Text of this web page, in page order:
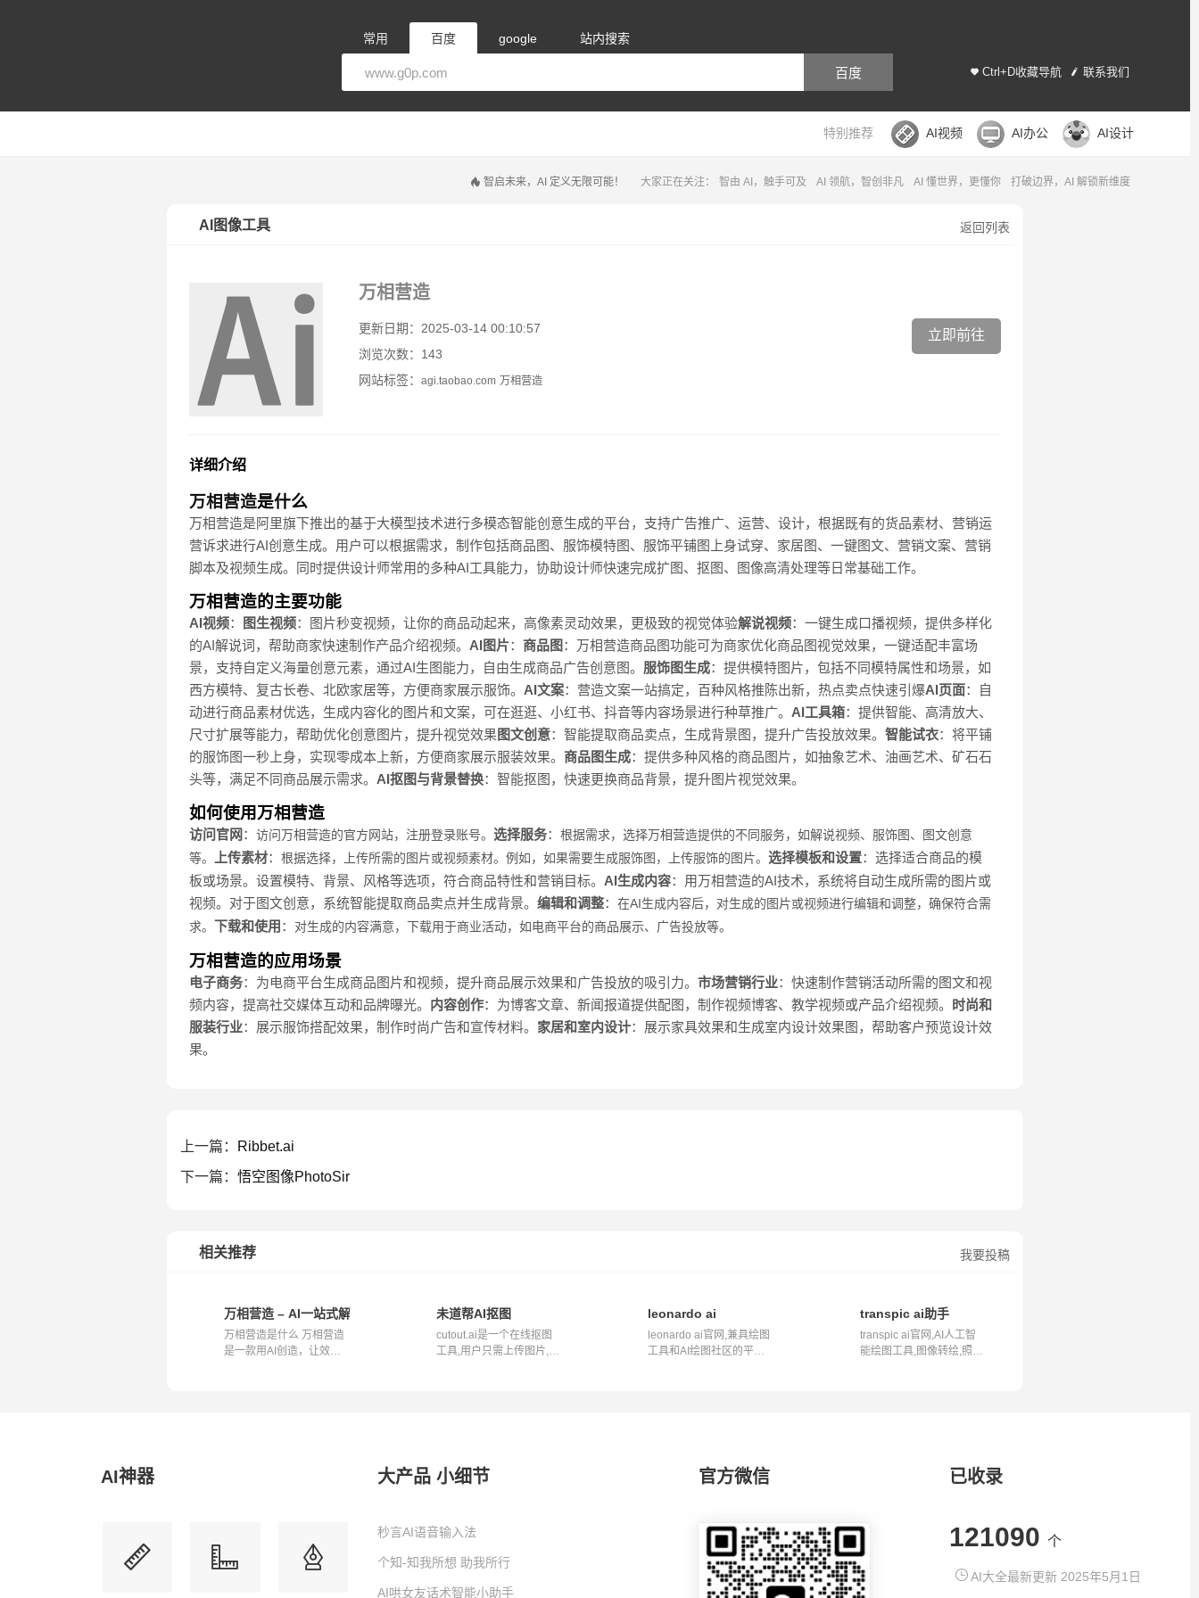
常用 百度 google 站内搜索
Ctrl+D收藏导航 联系我们
百度
特别推荐 AI视频 AI办公 AI设计
大家正在关注： 智由 AI，触手可及 AI 领航，智创非凡 AI 懂世界，更懂你 打破边界，AI 解锁新维度
智启未来，AI 定义无限可能！
返回列表
AI图像工具
万相营造
更新日期：2025-03-14 00:10:57
浏览次数：143
网站标签： agi.taobao.com 万相营造
立即前往
详细介绍
万相营造是什么
万相营造是阿里旗下推出的基于大模型技术进行多模态智能创意生成的平台，支持广告推广、运营、设计，根据既有的货品素材、营销运
营诉求进行AI创意生成。用户可以根据需求，制作包括商品图、服饰模特图、服饰平铺图上身试穿、家居图、一键图文、营销文案、营销
脚本及视频生成。同时提供设计师常用的多种AI工具能力，协助设计师快速完成扩图、抠图、图像高清处理等日常基础工作。
万相营造的主要功能
AI视频： 图生视频：图片秒变视频，让你的商品动起来，高像素灵动效果，更极致的视觉体验解说视频：一键生成口播视频，提供多样化
的AI解说词，帮助商家快速制作产品介绍视频。 AI图片： 商品图 ：万相营造商品图功能可为商家优化商品图视觉效果，一键适配丰富场
景，支持自定义海量创意元素，通过AI生图能力，自由生成商品广告创意图。 服饰图生成：提供模特图片，包括不同模特属性和场景，如
西方模特、复古长卷、北欧家居等，方便商家展示服饰。 AI文案：营造文案一站搞定，百种风格推陈出新，热点卖点快速引爆AI页面：自
动进行商品素材优选，生成内容化的图片和文案，可在逛逛、小红书、抖音等内容场景进行种草推广。 AI工具箱：提供智能、高清放大、
尺寸扩展等能力，帮助优化创意图片，提升视觉效果 图文创意：智能提取商品卖点，生成背景图，提升广告投放效果。 智能试衣：将平铺
的服饰图一秒上身，实现零成本上新，方便商家展示服装效果。 商品图生成：提供多种风格的商品图片，如抽象艺术、油画艺术、矿石石
头等，满足不同商品展示需求。 AI抠图与背景替换：智能抠图，快速更换商品背景，提升图片视觉效果。
如何使用万相营造
访问官网 ： 访问万相营造的官方网站，注册登录账号。 选择服务： 根据需求，选择万相营造提供的不同服务，如解说视频、服饰图、图文创意
等。
上传素材： 根据选择，上传所需的图片或视频素材。例如，如果需要生成服饰图，上传服饰的图片。 选择模板和设置：选择适合商品的模
板或场景。设置模特、背景、风格等选项，符合商品特性和营销目标。 AI生成内容：用万相营造的AI技术，系统将自动生成所需的图片或
视频。对于图文创意，系统智能提取商品卖点并生成背景。 编辑和调整： 在AI生成内容后，对生成的图片或视频进行编辑和调整，确保符合需
求。 下载和使用 ： 对生成的内容满意，下载用于商业活动，如电商平台的商品展示、广告投放等。
万相营造的应用场景
电子商务：为电商平台生成商品图片和视频，提升商品展示效果和广告投放的吸引力。 市场营销行业：快速制作营销活动所需的图文和视
频内容，提高社交媒体互动和品牌曝光。 内容创作：为博客文章、新闻报道提供配图，制作视频博客、教学视频或产品介绍视频。 时尚和
服装行业：展示服饰搭配效果，制作时尚广告和宣传材料。 家居和室内设计：展示家具效果和生成室内设计效果图，帮助客户预览设计效
果。
上一篇：
Ribbet.ai
下一篇： 悟空图像PhotoSir
我要投稿
相关推荐
万相营造 – AI一站式解决商家创意素材
万相营造是什么 万相营造
是一款用AI创造，让效果
未道帮AI抠图
cutout.ai是一个在线抠图
工具,用户只需上传图片,即
leonardo ai
leonardo ai官网,兼具绘图
工具和AI绘图社区的平台,
transpic ai助手
transpic ai官网,AI人工智
能绘图工具,图像转绘,照片
AI神器 大产品 小细节
秒言AI语音输入法
个知-知我所想 助我所行
AI哄女友话术智能小助手
官方微信 已收录
121090 个
AI大全最新更新 2025年5月1日